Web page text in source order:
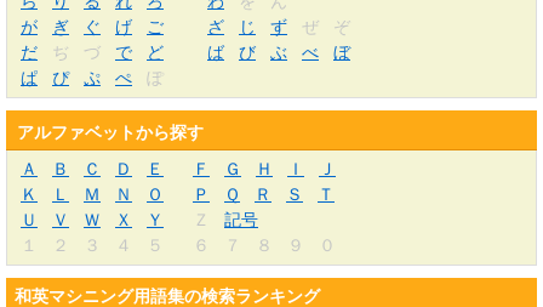
が
ぎ ぐ げ ご ざ じ ず ぜ
ぞ
だ
ぢ づ で ど ば び ぶ べ
ぼ
ぱ
ぴ ぷ ぺ ぽ
アルファベットから探す
Ａ
Ｂ Ｃ Ｄ Ｅ Ｆ Ｇ Ｈ Ｉ
Ｊ
Ｋ
Ｌ Ｍ Ｎ Ｏ Ｐ Ｑ Ｒ Ｓ
Ｔ
Ｕ
Ｖ Ｗ Ｘ Ｙ Ｚ
記号
１
２ ３ ４ ５ ６ ７ ８ ９ ０
和英マシニング用語集の検索ランキング